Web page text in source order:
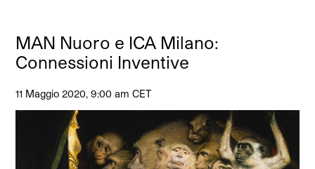
MAN Nuoro e ICA Milano:
Connessioni Inventive
11 Maggio 2020, 9:00 am CET